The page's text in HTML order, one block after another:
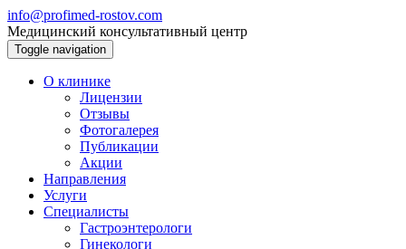
info@profimed-rostov.com
Медицинский консультативный центр
Toggle navigation
О клинике
Лицензии
Отзывы
Фотогалерея
Публикации
Акции
Направления
Услуги
Специалисты
Гастроэнтерологи
Гинекологи